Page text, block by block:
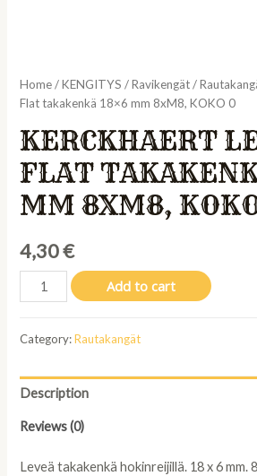
Home/KENGITYS /Ravikengät/
Flat takakenkä 18×6 mm 8xM8, KOKO 0
KERCKHAERT
FLAT
MM 8XM8,
4,30€
Kerckhaert
Legend
takakenkä
mm
KOKO
quantity
Add to cart
Category:Rautakangät
Description
Reviews (0)
Leveä takakenkä hokinreijillä. 18 x 6 mm.